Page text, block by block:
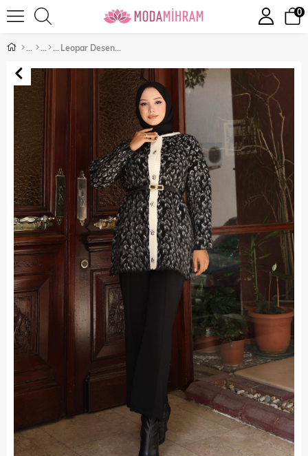
0
Leopar Desenli Triko Takım Siyah 6147